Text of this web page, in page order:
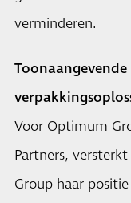
verminderen.
Voor Optimum
Partners,
Group haar